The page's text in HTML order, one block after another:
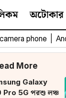
অটোকার
phone
More
Galaxy
Pro 5G পরশু লঞ্চ